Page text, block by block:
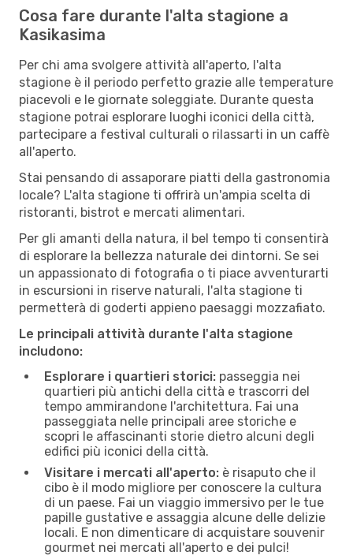
Cosa fare durante l'alta stagione a
Kasikasima
Per chi ama svolgere attività all'aperto, l'alta
stagione è il periodo perfetto grazie alle temperature
piacevoli e le giornate soleggiate. Durante questa
stagione potrai esplorare luoghi iconici della città,
partecipare a festival culturali o rilassarti in un caffè
all'aperto.
Stai pensando di assaporare piatti della gastronomia
locale? L'alta stagione ti offrirà un'ampia scelta di
ristoranti, bistrot e mercati alimentari.
Per gli amanti della natura, il bel tempo ti consentirà
di esplorare la bellezza naturale dei dintorni. Se sei
un appassionato di fotografia o ti piace avventurarti
in escursioni in riserve naturali, l'alta stagione ti
permetterà di goderti appieno paesaggi mozzafiato.
Le principali attività durante l'alta stagione
includono:
Esplorare i quartieri storici: passeggia nei
quartieri più antichi della città e trascorri del
tempo ammirandone l'architettura. Fai una
passeggiata nelle principali aree storiche e
scopri le affascinanti storie dietro alcuni degli
edifici più iconici della città.
Visitare i mercati all'aperto: è risaputo che il
cibo è il modo migliore per conoscere la cultura
di un paese. Fai un viaggio immersivo per le tue
papille gustative e assaggia alcune delle delizie
locali. E non dimenticare di acquistare souvenir
gourmet nei mercati all'aperto e dei pulci!